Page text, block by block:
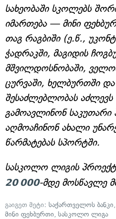
სახეობაში სკოლებს
იმართება — მინი
თაგ რაგბიში (ე.წ.,
ჭადრაკში, მაგიდის
მშვილდოსნობაში,
ცურვაში, ხელბურთში და
შესაძლებლობას აძლევს
გამოავლინონ საკუთარი
აღმოაჩინონ ახალი
წარმატებას სპორტში.
სასკოლო ლიგის
20 000-მდე მოსწავლე
გაიგეთ მეტი: საქართველოს ბანკი,
მინი ფეხბურთი, სასკოლო ლიგა